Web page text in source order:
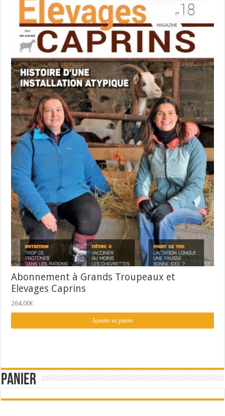
Un été fructueux pour Lactalis
Abonnement à Grands Troupeaux et
Elevages Caprins
264,00€
Ajouter au panier
Panier